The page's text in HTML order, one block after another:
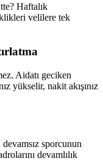
Haftalık
velilere tek
Aidatı geciken
yükselir, nakit akışınız
sporcunun
devamlılık